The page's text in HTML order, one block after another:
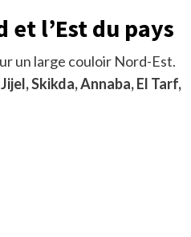
et l’Est du pays
un large couloir Nord-Est.
Skikda, Annaba, El Tarf,